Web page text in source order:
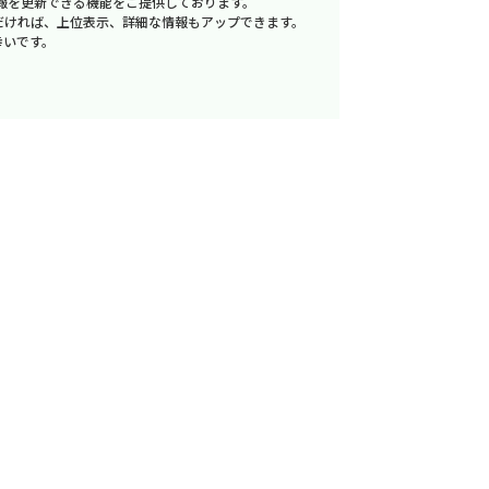
れば、上位表示、詳細な情報もアップできます。
です。